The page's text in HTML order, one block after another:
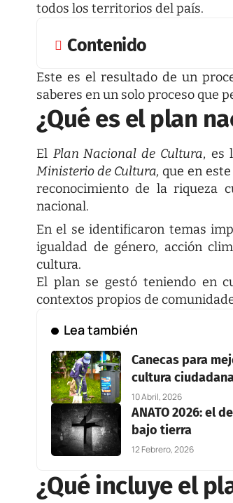
todos los territorios del país.
Contenido
Este es el resultado de un
saberes en un solo proceso que
¿Qué es el plan
El Plan Nacional de Cultura, es
Ministerio de Cultura, que en
reconocimiento de la riqueza
nacional.
En el se identificaron temas
igualdad de género, acción
cultura.
El plan se gestó teniendo en
contextos propios de
Lea también
Canecas para
cultura
10 Abril, 2026
ANATO 2026: el
bajo tierra
12 Febrero, 2026
¿Qué incluye el